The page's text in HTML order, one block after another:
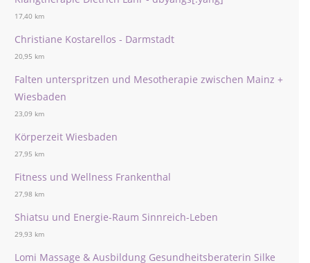
17,40 km
Christiane Kostarellos - Darmstadt
20,95 km
Falten unterspritzen und Mesotherapie zwischen Mainz +
Wiesbaden
23,09 km
Körperzeit Wiesbaden
27,95 km
Fitness und Wellness Frankenthal
27,98 km
Shiatsu und Energie-Raum Sinnreich-Leben
29,93 km
Lomi Massage & Ausbildung Gesundheitsberaterin Silke